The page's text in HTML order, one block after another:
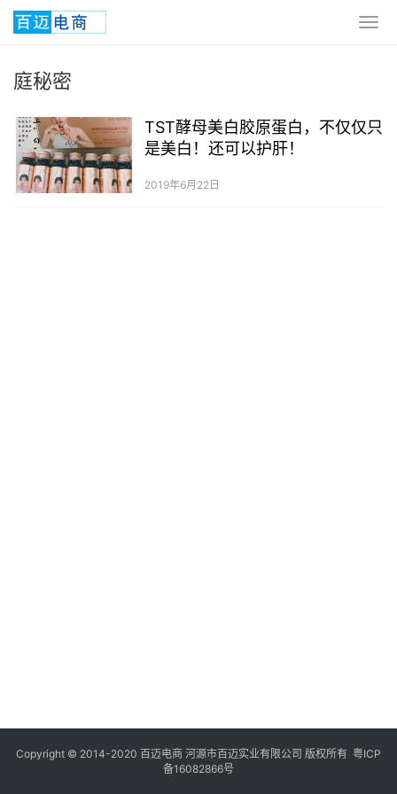
庭秘密
TST酵母美白胶原蛋白，不仅仅只
是美白！还可以护肝！
2019年6月22日
Copyright © 2014-2020 百迈电商 河源市百迈实业有限公司 版权所有 粤ICP
备16082866号